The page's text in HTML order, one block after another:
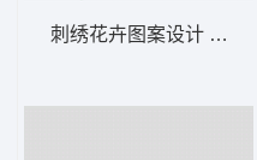
刺绣花卉图案设计 花型